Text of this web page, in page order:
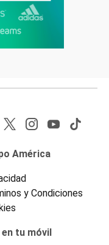
América
y Condiciones
en tu móvil